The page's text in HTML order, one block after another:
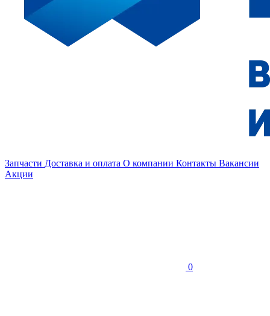
Запчасти Доставка и оплата О компании Контакты Вакансии
Акции
0